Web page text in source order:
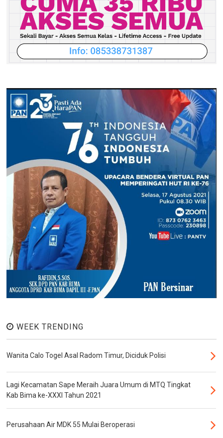
WEEK TRENDING
Wanita Calo Togel Asal Radom Timur, Diciduk Polisi
Lagi Kecamatan Sape Meraih Juara Umum di MTQ Tingkat
Kab Bima ke-XXXI Tahun 2021
Perusahaan Air MDK 55 Mulai Beroperasi